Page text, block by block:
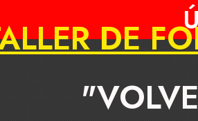
DE